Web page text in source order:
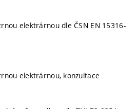
elektrárnou dle ČSN EN 15316-
elektrárnou, konzultace